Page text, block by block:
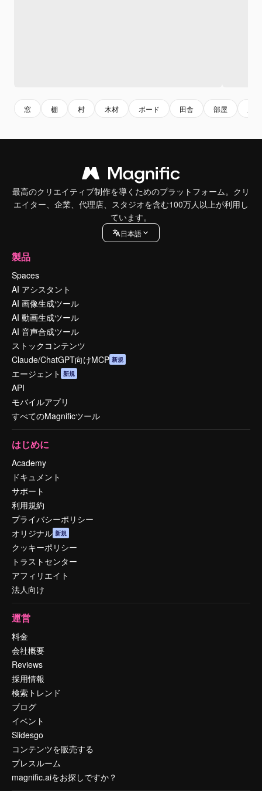
窓 棚 村 木材 ボード 田舎 部屋
最高のクリエイティブ制作を導くためのプラットフォーム。クリ
エイター、企業、代理店、スタジオを含む100万人以上が利用し
ています。
日本語
製品
Spaces
AI アシスタント
AI 画像生成ツール
AI 動画生成ツール
AI 音声合成ツール
ストックコンテンツ
Claude/ChatGPT向けMCP 新規
エージェント 新規
API
モバイルアプリ
すべてのMagnificツール
はじめに
Academy
ドキュメント
サポート
利用規約
プライバシーポリシー
オリジナル 新規
クッキーポリシー
トラストセンター
アフィリエイト
法人向け
運営
料金
会社概要
Reviews
採用情報
検索トレンド
ブログ
イベント
Slidesgo
コンテンツを販売する
プレスルーム
magnific.aiをお探しですか？